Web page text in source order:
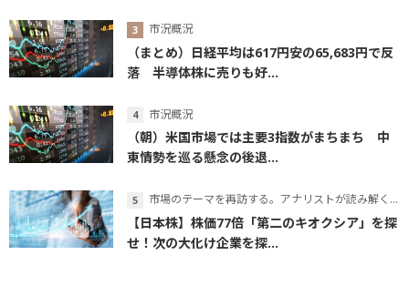
市況概況
（まとめ）日経平均は617円安の65,683円で反
落 半導体株に売りも好...
市況概況
（朝）米国市場では主要3指数がまちまち 中
東情勢を巡る懸念の後退...
市場のテーマを再訪する。アナリストが読み解くテーマの本質
【日本株】株価77倍「第二のキオクシア」を探
せ！次の大化け企業を探...